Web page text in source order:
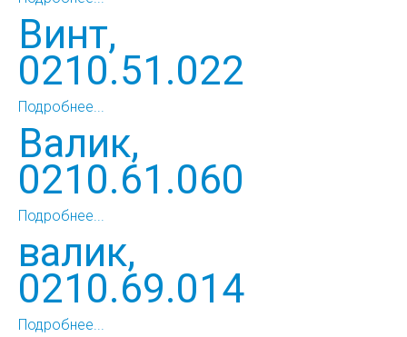
Винт,
0210.51.022
Подробнее...
Валик,
0210.61.060
Подробнее...
валик,
0210.69.014
Подробнее...